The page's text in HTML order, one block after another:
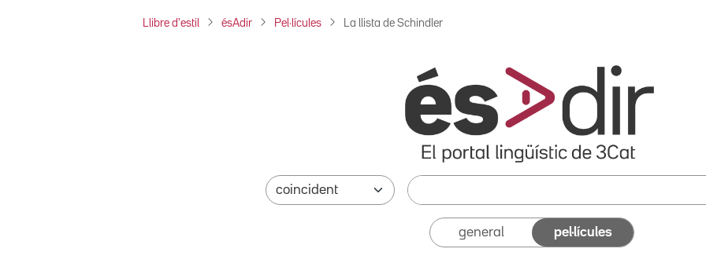
Llibre d'estil ésAdir Pel·lícules La llista de Schindler
general pel·lícules